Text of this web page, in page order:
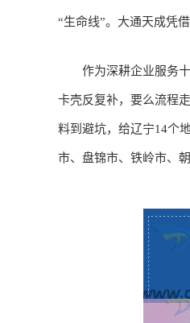
“生命线”。大通天成凭
作为深耕企业服务十
卡壳反复补，要么流程
料到避坑，给辽宁14个
市、盘锦市、铁岭市、